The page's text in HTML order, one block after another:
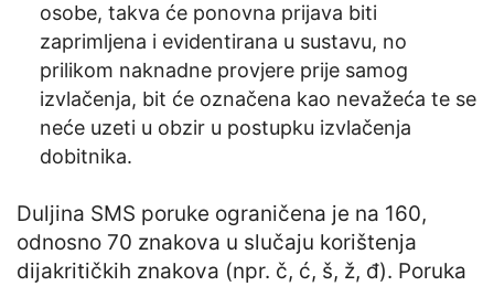
osobe, takva će ponovna prijava biti
zaprimljena i evidentirana u sustavu, no
prilikom naknadne provjere prije samog
izvlačenja, bit će označena kao nevažeća te se
neće uzeti u obzir u postupku izvlačenja
dobitnika.
Duljina SMS poruke ograničena je na 160,
odnosno 70 znakova u slučaju korištenja
dijakritičkih znakova (npr. č, ć, š, ž, đ). Poruka